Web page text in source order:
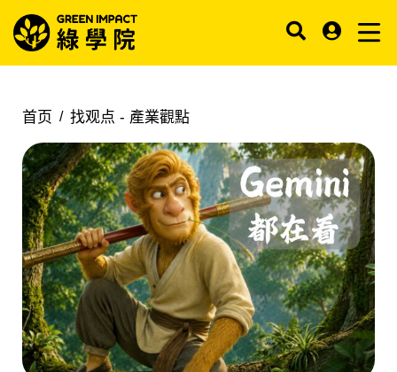
首页 找观点 - 產業觀點